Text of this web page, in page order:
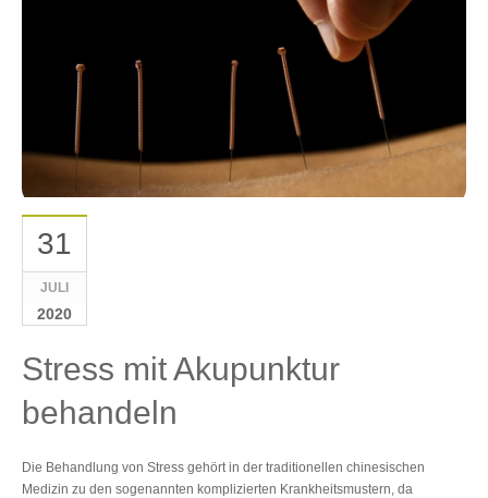
31
JULI
2020
Stress mit Akupunktur
behandeln
Die Behandlung von Stress gehört in der traditionellen chinesischen
Medizin zu den sogenannten komplizierten Krankheitsmustern, da